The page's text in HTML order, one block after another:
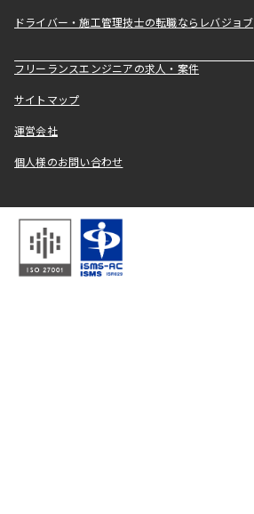
ドライバー・施工管理技士の転職ならレバジョブ
フリーランスエンジニアの求人・案件
サイトマップ
運営会社
個人様のお問い合わせ